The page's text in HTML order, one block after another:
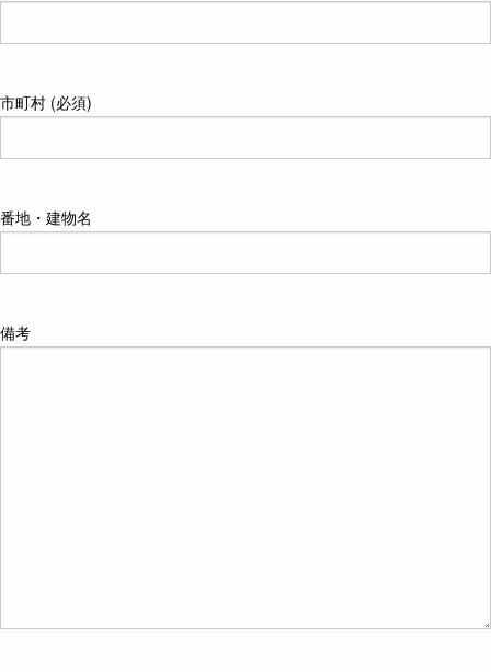
市町村 (必須)
番地・建物名
備考